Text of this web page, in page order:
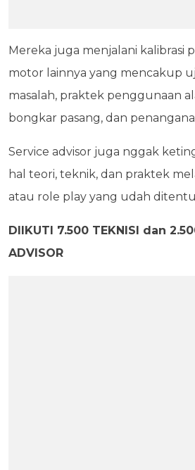
Mereka juga menjalani kalibrasi
motor lainnya yang mencakup
masalah, praktek penggunaan
bongkar pasang, dan
Service advisor juga nggak
hal teori, teknik, dan praktek
atau role play yang udah
DIIKUTI 7.500 TEKNISI dan
ADVISOR